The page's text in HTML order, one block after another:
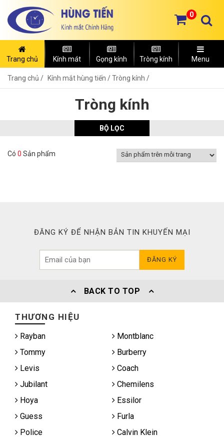
0
Trang chủ Kính mát Gọng kính Tròng kính Menu
Trang chủ Kính mắt hùng tiến /Tròng kính /
Tròng kính
BỘ LỌC
Có 0 Sản phẩm
ĐĂNG KÝ ĐỂ NHẬN BẢN TIN KHUYẾN MẠI
ĐĂNG KÝ
BACK TO TOP
THƯƠNG HIỆU
Rayban
Montblanc
Tommy
Burberry
Levis
Coach
Jubilant
Chemilens
Hoya
Essilor
Guess
Furla
Police
Calvin Klein